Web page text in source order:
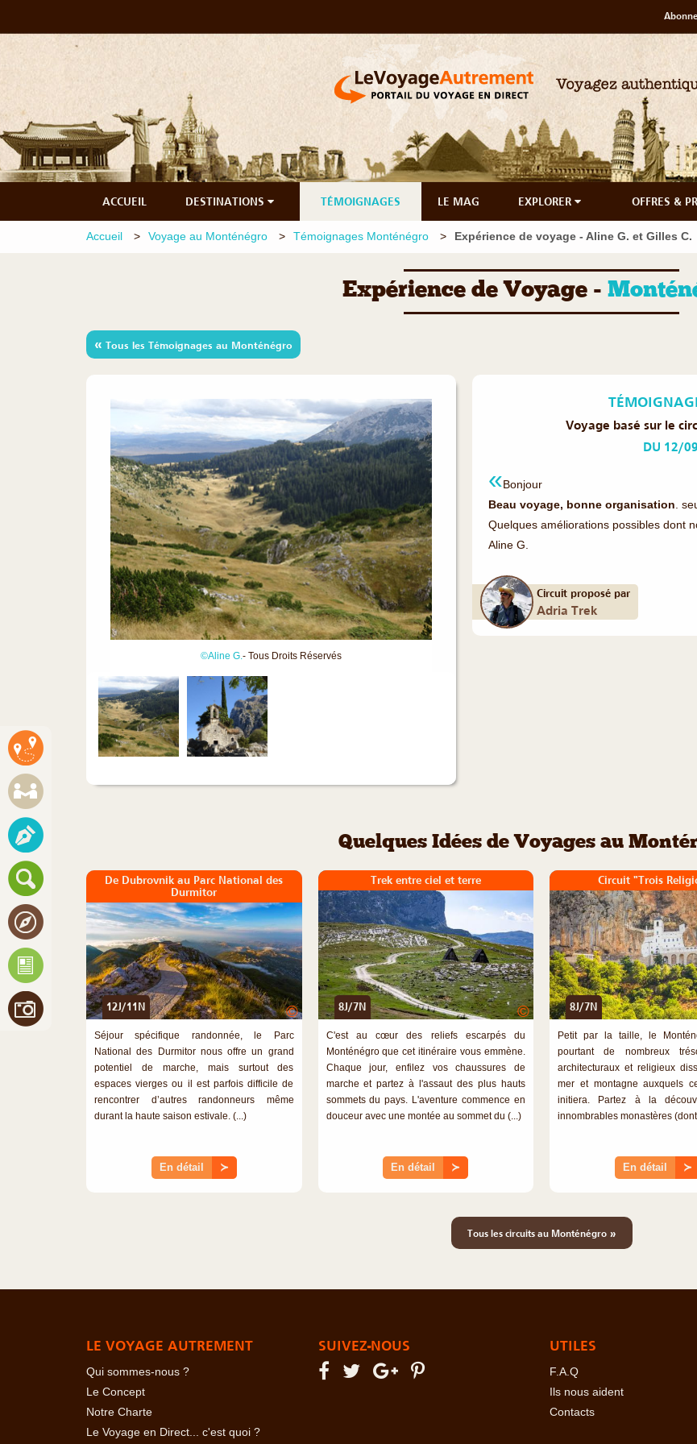
ACCUEIL DESTINATIONS TÉMOIGNAGES LE MAG EXPLORER OFFRES &
Accueil Voyage au Monténégro Témoignages Monténégro Expérience de voyage - Aline G. et Gilles C.
Expérience de Voyage -
« Tous les Témoignages au Monténégro
©Aline G.- Tous Droits Réservés
Voyage basé sur le
DU 12/
Bonjour
Beau voyage, bonne organisation.
Quelques améliorations possibles dont
Aline G.
Circuit proposé par
Adria Trek
Quelques Idées de Voyages au
De Dubrovnik au Parc National des
Durmitor
12J/11N ©
Séjour spécifique randonnée, le Parc
National des Durmitor nous offre un grand
potentiel de marche, mais surtout des
espaces vierges ou il est parfois difficile de
rencontrer d’autres randonneurs même
durant la haute saison estivale. (...)
En détail ≻
Trek entre ciel et terre
8J/7N ©
C'est au cœur des reliefs escarpés du
Monténégro que cet itinéraire vous emmène.
Chaque jour, enfilez vos chaussures de
marche et partez à l'assaut des plus hauts
sommets du pays. L'aventure commence en
douceur avec une montée au sommet du (...)
En détail ≻
Circuit "Trois
8J/7N
Petit par la taille, le
pourtant de nombreux
architecturaux et religieux
mer et montagne auxquels
initiera. Partez à la
innombrables monastères
En détail ≻
Tous les circuits au Monténégro»
LE VOYAGE AUTREMENT
Qui sommes-nous ?
Le Concept
Notre Charte
Le Voyage en Direct... c'est quoi ?
SUIVEZ-NOUS UTILES
F.A.Q
Ils nous aident
Contacts